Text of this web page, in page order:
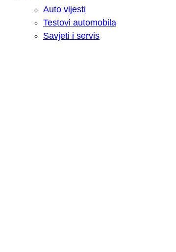
Savjetujemo: Što učiniti
Auto vijesti
Testovi automobila
Savjeti i servis